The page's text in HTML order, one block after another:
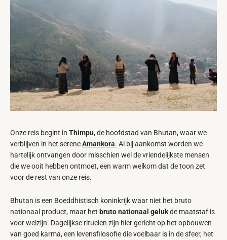
Onze reis begint in Thimpu, de hoofdstad van Bhutan, waar we
verblijven in het sereneAmankora. Al bij aankomst worden we
hartelijk ontvangen door misschien wel de vriendelijkste mensen
die we ooit hebben ontmoet, een warm welkom dat de toon zet
voor de rest van onze reis.
Bhutan is een Boeddhistisch koninkrijk waar niet het bruto
nationaal product, maar het bruto nationaal gelukde maatstaf is
voor welzijn. Dagelijkse rituelen zijn hier gericht op het opbouwen
van goed karma, een levensfilosofie die voelbaar is in de sfeer, het